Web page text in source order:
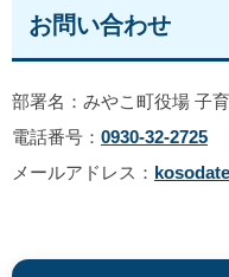
お問い合わせ
部署名：みやこ町役場 子
電話番号： 0930-32-2725
メールアドレス：